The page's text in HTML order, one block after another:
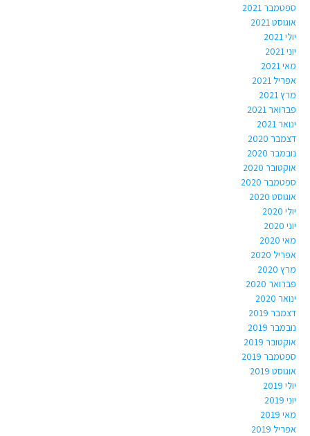
ספטמבר 2021
אוגוסט 2021
יולי 2021
יוני 2021
מאי 2021
אפריל 2021
מרץ 2021
פברואר 2021
ינואר 2021
דצמבר 2020
נובמבר 2020
אוקטובר 2020
ספטמבר 2020
אוגוסט 2020
יולי 2020
יוני 2020
מאי 2020
אפריל 2020
מרץ 2020
פברואר 2020
ינואר 2020
דצמבר 2019
נובמבר 2019
אוקטובר 2019
ספטמבר 2019
אוגוסט 2019
יולי 2019
יוני 2019
מאי 2019
אפריל 2019